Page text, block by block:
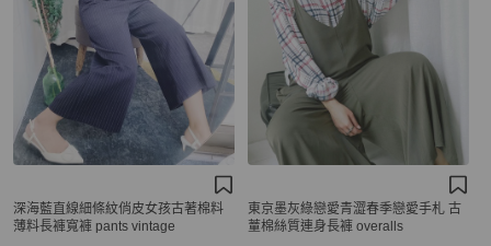
深海藍直線細條紋俏皮女孩古著棉料
薄料長褲寬褲 pants vintage
東京墨灰綠戀愛青澀春季戀愛手札 古
蕫棉絲質連身長褲 overalls